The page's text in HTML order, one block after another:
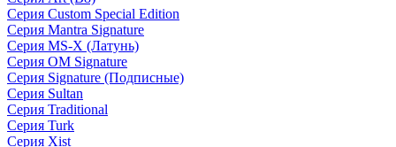
Серия Custom Special Edition
Серия Mantra Signature
Серия MS-X (Латунь)
Серия OM Signature
Серия Signature (Подписные)
Серия Sultan
Серия Traditional
Серия Turk
Серия Xist